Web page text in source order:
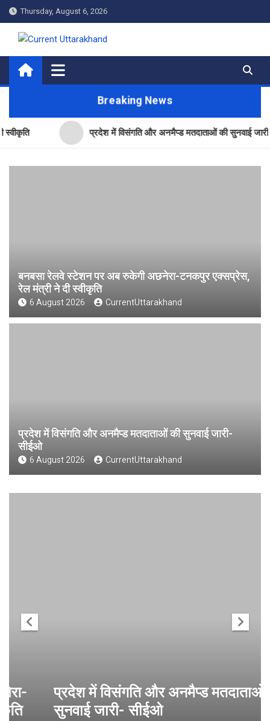
Skip
to
content
Thursday, August 6, 2026
Current Uttarakhand
Breaking News
प्रदेश में विसंगति और अनमैप्ड मतदाताओं की सुनवाई जारी- सीईओ
बनबसा रेलवे स्टेशन पर अब रुकेगी अछनेरा-टनकपुर एक्सप्रेस,
रेल मंत्री ने दी स्वीकृति
6 August 2026 CurrentUttarakhand
प्रदेश में विसंगति और अनमैप्ड मतदाताओं की सुनवाई जारी-
सीईओ
6 August 2026 CurrentUttarakhand
प्रदेश में विसंगति और अनमैप्ड मतदाताओं की
सुनवाई जारी- सीईओ